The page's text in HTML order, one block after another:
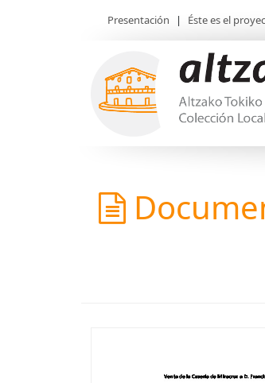
Presentación | Éste es el